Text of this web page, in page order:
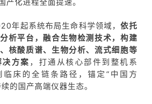
产化进程全面提速。
年起系统布局生命科学领域，依托
析平台，融合生物检测技术，构建
核酸质谱、生物分析、流式细胞等
方案 ，打通从核心部件到整机系
临床的全链条路径，锚定“中国方
的国产高端仪器生态。